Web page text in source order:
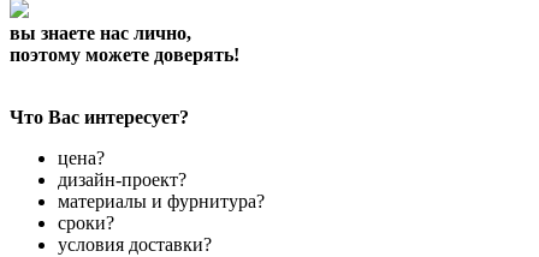
вы знаете нас лично,
поэтому можете доверять!
Что Вас интересует?
цена?
дизайн-проект?
материалы и фурнитура?
сроки?
условия доставки?